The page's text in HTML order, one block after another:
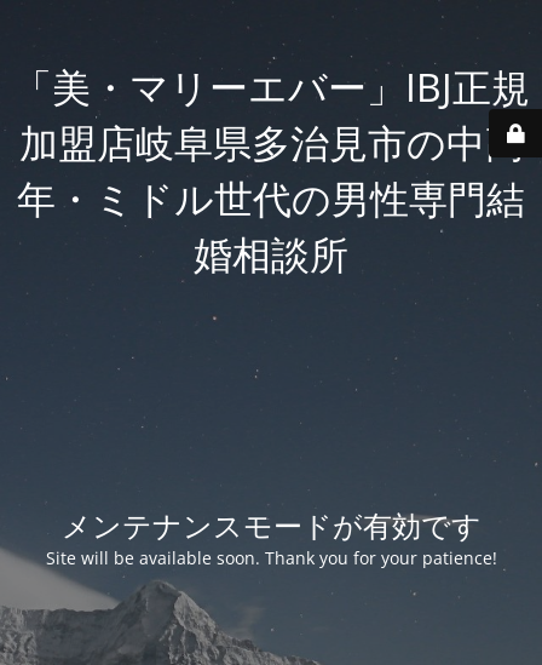
「美・マリーエバー」IBJ正規
加盟店岐阜県多治見市の中高
年・ミドル世代の男性専門結
婚相談所
メンテナンスモードが有効です
Site will be available soon. Thank you for your patience!